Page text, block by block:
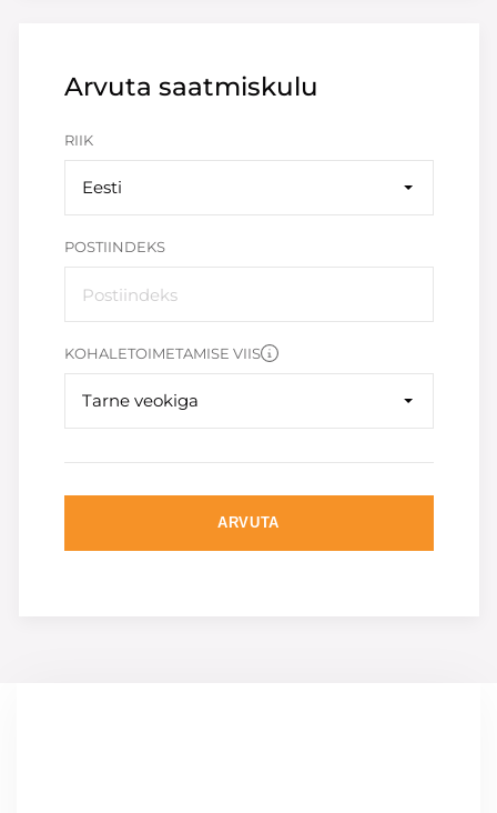
Arvuta saatmiskulu
RIIK
Eesti
POSTIINDEKS
KOHALETOIMETAMISE VIIS
Tarne veokiga
ARVUTA